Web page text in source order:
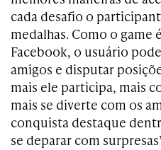
cada desafio o
medalhas. Como o game
Facebook, o usuário
amigos e disputar
mais ele participa, mais
mais se diverte com os
conquista destaque
se deparar com